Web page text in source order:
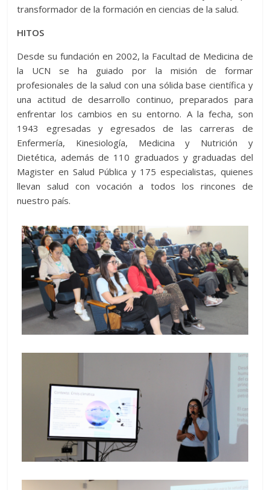
transformador de la formación en ciencias de la salud.
HITOS
Desde su fundación en 2002, la Facultad de Medicina de
la UCN se ha guiado por la misión de formar
profesionales de la salud con una sólida base científica y
una actitud de desarrollo continuo, preparados para
enfrentar los cambios en su entorno. A la fecha, son
1943 egresadas y egresados de las carreras de
Enfermería, Kinesiología, Medicina y Nutrición y
Dietética, además de 110 graduados y graduadas del
Magister en Salud Pública y 175 especialistas, quienes
llevan salud con vocación a todos los rincones de
nuestro país.